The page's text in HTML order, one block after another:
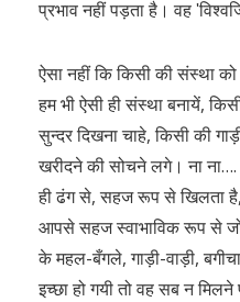
प्रभाव नहीं पड़ता है। वह
ऐसा नहीं कि किसी की संस्था
हम भी ऐसी ही संस्था बनायें,
सुन्दर दिखना चाहे, किसी की
खरीदने की सोचने लगे। ना
ही ढंग से, सहज रूप से खिलता
आपसे सहज स्वाभाविक रूप से जो
के महल-बँगले, गाड़ी-वाड़ी,
इच्छा हो गयी तो वह सब न